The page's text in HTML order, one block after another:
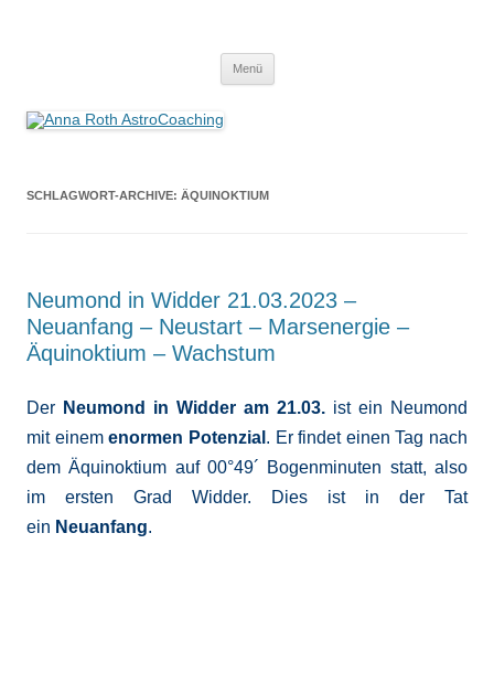
Menü
SCHLAGWORT-ARCHIVE: ÄQUINOKTIUM
Neumond in Widder 21.03.2023 –
Neuanfang – Neustart – Marsenergie –
Äquinoktium – Wachstum
Der Neumond in Widder am 21.03. ist ein Neumond
mit einemenormen Potenzial . Er findet einen Tag nach
dem Äquinoktium auf 00°49´ Bogenminuten statt, also
im ersten Grad Widder. Dies ist in der Tat
ein Neuanfang.